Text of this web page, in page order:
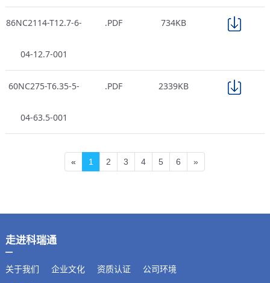
86NC2114-T12.7-6-
04-12.7-001
.PDF 734KB
60NC275-T6.35-5-
04-63.5-001
.PDF 2339KB
« 1 2 3 4 5 6 »
走进科瑞通
关于我们 企业文化 资质认证 公司环境